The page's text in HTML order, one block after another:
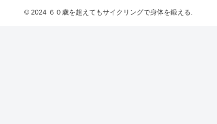
© 2024 ６０歳を超えてもサイクリングで身体を鍛える.